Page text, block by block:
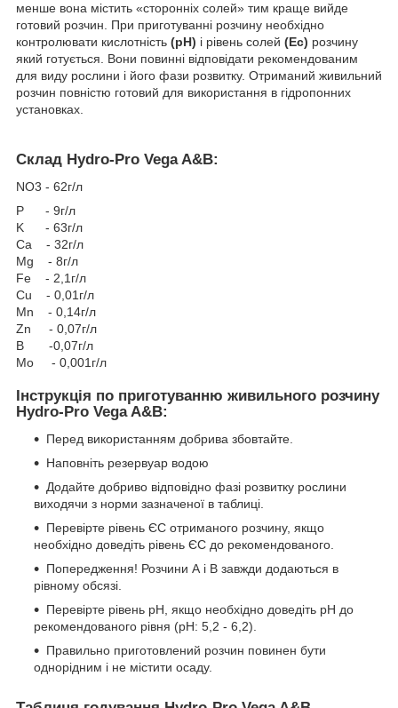
менше вона містить «сторонніх солей» тим краще вийде
готовий розчин. При приготуванні розчину необхідно
контролювати кислотність (pH) і рівень солей (Ес) розчину
який готується. Вони повинні відповідати рекомендованим
для виду рослини і його фази розвитку. Отриманий живильний
розчин повністю готовий для використання в гідропонних
установках.
Склад Hydro-Pro Vega A&B:
NO3 - 62г/л
P - 9г/л
K - 63г/л
Ca - 32г/л
Mg - 8г/л
Fe - 2,1г/л
Cu - 0,01г/л
Mn - 0,14г/л
Zn - 0,07г/л
B -0,07г/л
Mo - 0,001г/л
Інструкція по приготуванню живильного розчину
Hydro-Pro Vega A&B:
Перед використанням добрива збовтайте.
Наповніть резервуар водою
Додайте добриво відповідно фазі розвитку рослини
виходячи з норми зазначеної в таблиці.
Перевірте рівень ЄС отриманого розчину, якщо
необхідно доведіть рівень ЄС до рекомендованого.
Попередження! Розчини А і В завжди додаються в
рівному обсязі.
Перевірте рівень pH, якщо необхідно доведіть pH до
рекомендованого рівня (pH: 5,2 - 6,2).
Правильно приготовлений розчин повинен бути
однорідним і не містити осаду.